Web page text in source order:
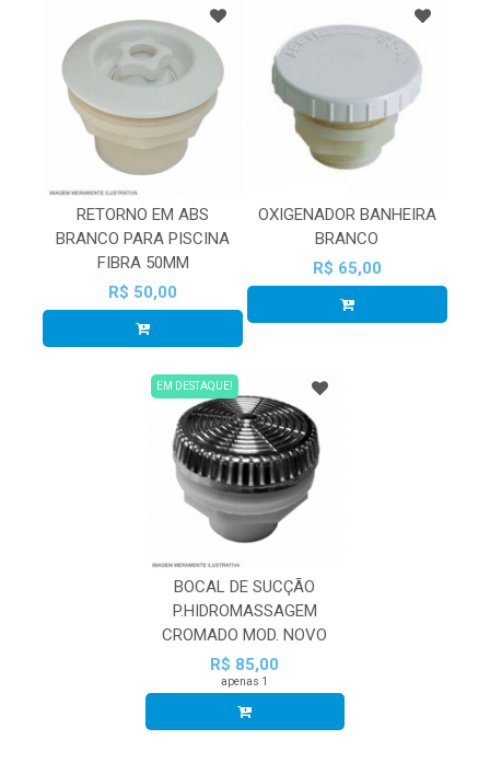
RETORNO EM ABS
BRANCO PARA PISCINA
FIBRA 50MM
R$ 50,00
OXIGENADOR BANHEIRA
BRANCO
R$ 65,00
EM DESTAQUE!
BOCAL DE SUCÇÃO
P.HIDROMASSAGEM
CROMADO MOD. NOVO
R$ 85,00
apenas 1